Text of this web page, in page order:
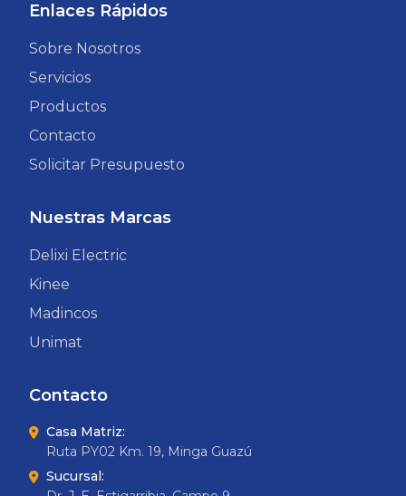
Enlaces Rápidos
Sobre Nosotros
Servicios
Productos
Contacto
Solicitar Presupuesto
Nuestras Marcas
Delixi Electric
Kinee
Madincos
Unimat
Contacto
Casa Matriz:
Ruta PY02 Km. 19, Minga Guazú
Sucursal: